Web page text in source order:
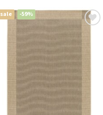
sale -59%